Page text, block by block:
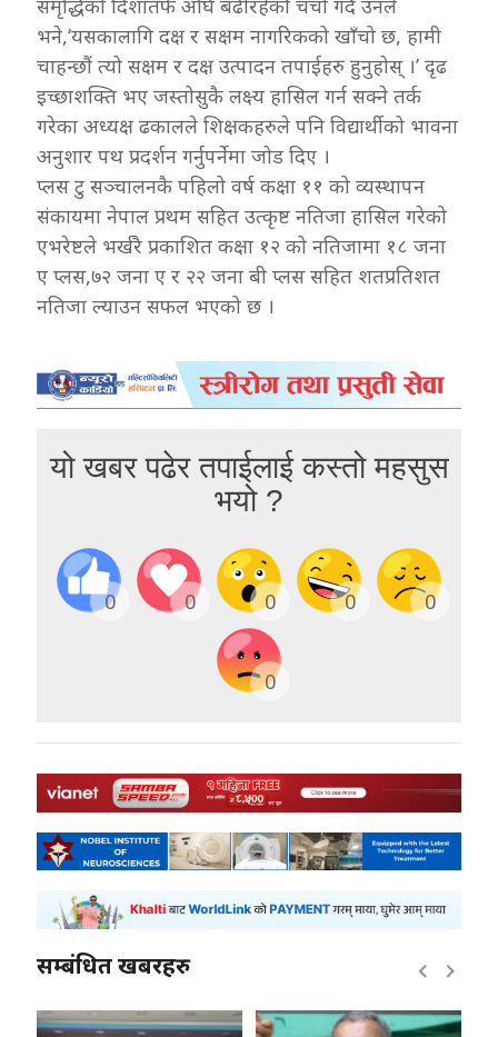
समृद्धिको दिशातर्फ अघि बढीरहेको चर्चा गर्दै उनले
भने,‘यसकालागि दक्ष र सक्षम नागरिकको खाँचो छ, हामी
चाहन्छौं त्यो सक्षम र दक्ष उत्पादन तपाईहरु हुनुहोस् ।’ दृढ
इच्छाशक्ति भए जस्तोसुकै लक्ष्य हासिल गर्न सक्ने तर्क
गरेका अध्यक्ष ढकालले शिक्षकहरुले पनि विद्यार्थीको भावना
अनुशार पथ प्रदर्शन गर्नुपर्नेमा जोड दिए ।
प्लस टु सञ्चालनकै पहिलो वर्ष कक्षा ११ को व्यस्थापन
संकायमा नेपाल प्रथम सहित उत्कृष्ट नतिजा हासिल गरेको
एभरेष्टले भर्खरै प्रकाशित कक्षा १२ को नतिजामा १८ जना
ए प्लस,७२ जना ए र २२ जना बी प्लस सहित शतप्रतिशत
नतिजा ल्याउन सफल भएको छ ।
यो खबर पढेर तपाईलाई कस्तो महसुस
भयो ?
0 0 0 0 0
0
सम्बंधित खबरहरु